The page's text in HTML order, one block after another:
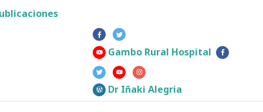
Gambo Rural Hospital
Dr Iñaki Alegria